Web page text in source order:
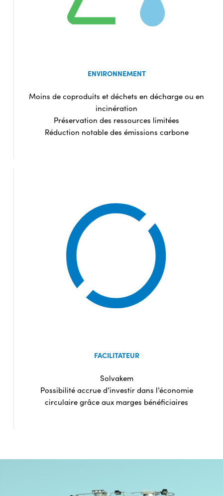
ENVIRONNEMENT
Moins de coproduits et déchets en décharge ou en
incinération
Préservation des ressources limitées
Réduction notable des émissions carbone
FACILITATEUR
Solvakem
Possibilité accrue d’investir dans l’économie
circulaire grâce aux marges bénéficiaires